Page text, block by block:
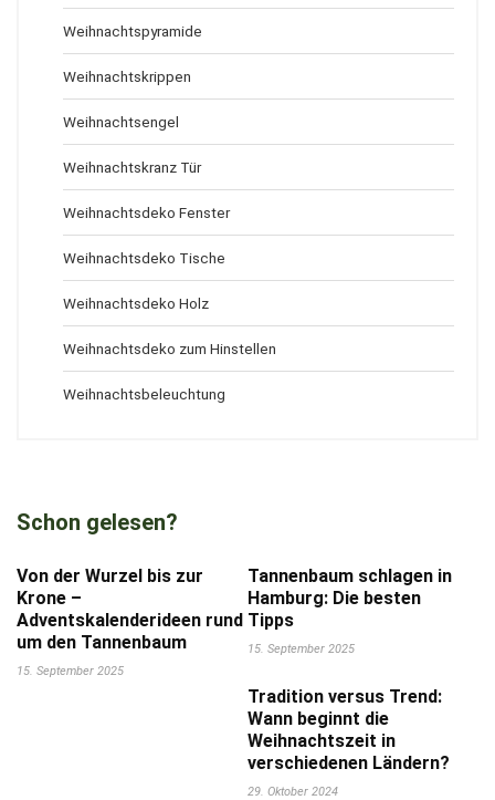
Weihnachtspyramide
Weihnachtskrippen
Weihnachtsengel
Weihnachtskranz Tür
Weihnachtsdeko Fenster
Weihnachtsdeko Tische
Weihnachtsdeko Holz
Weihnachtsdeko zum Hinstellen
Weihnachtsbeleuchtung
Schon gelesen?
Von der Wurzel bis zur
Krone –
Adventskalenderideen rund
um den Tannenbaum
15. September 2025
Tannenbaum schlagen in
Hamburg: Die besten
Tipps
15. September 2025
Tradition versus Trend:
Wann beginnt die
Weihnachtszeit in
verschiedenen Ländern?
29. Oktober 2024